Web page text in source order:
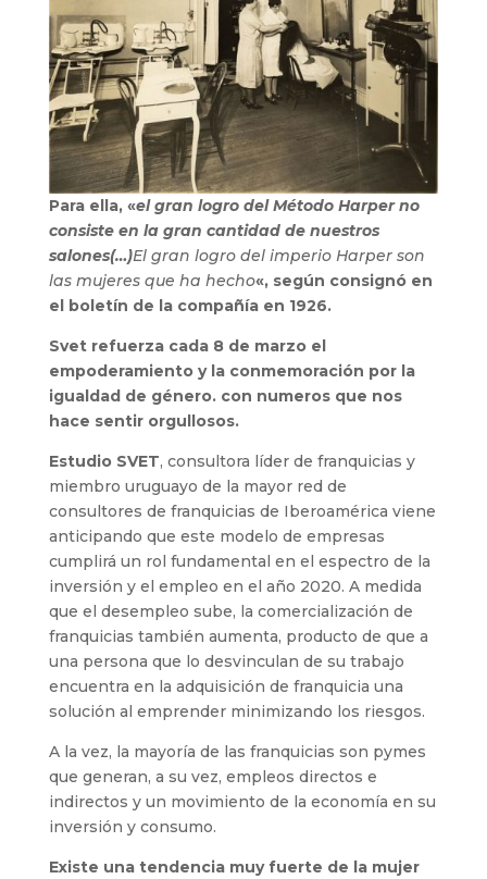
Para ella, «el gran logro del Método Harper no
consiste en la gran cantidad de nuestros
salones(…)El gran logro del imperio Harper son
las mujeres que ha hecho«, según consignó en
el boletín de la compañía en 1926.
Svet refuerza cada 8 de marzo el
empoderamiento y la conmemoración por la
igualdad de género. con numeros que nos
hace sentir orgullosos.
Estudio SVET, consultora líder de franquicias y
miembro uruguayo de la mayor red de
consultores de franquicias de Iberoamérica viene
anticipando que este modelo de empresas
cumplirá un rol fundamental en el espectro de la
inversión y el empleo en el año 2020. A medida
que el desempleo sube, la comercialización de
franquicias también aumenta, producto de que a
una persona que lo desvinculan de su trabajo
encuentra en la adquisición de franquicia una
solución al emprender minimizando los riesgos.
A la vez, la mayoría de las franquicias son pymes
que generan, a su vez, empleos directos e
indirectos y un movimiento de la economía en su
inversión y consumo.
Existe una tendencia muy fuerte de la mujer